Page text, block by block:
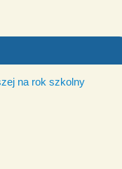
na rok szkolny